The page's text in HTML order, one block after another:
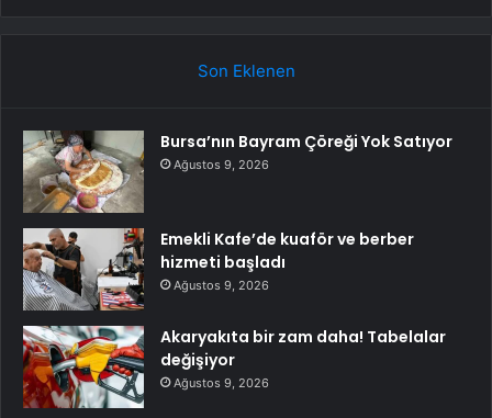
Son Eklenen
Bursa’nın Bayram Çöreği Yok Satıyor
Ağustos 9, 2026
Emekli Kafe’de kuaför ve berber
hizmeti başladı
Ağustos 9, 2026
Akaryakıta bir zam daha! Tabelalar
değişiyor
Ağustos 9, 2026